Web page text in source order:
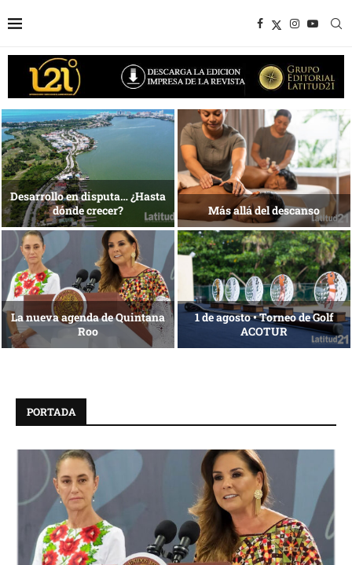
1 al 28 de agosto •
Fundación Isleña
Energía que Impulsa la
competitividad
Reconocimiento de viajeros La esencia del servicio
PORTADA